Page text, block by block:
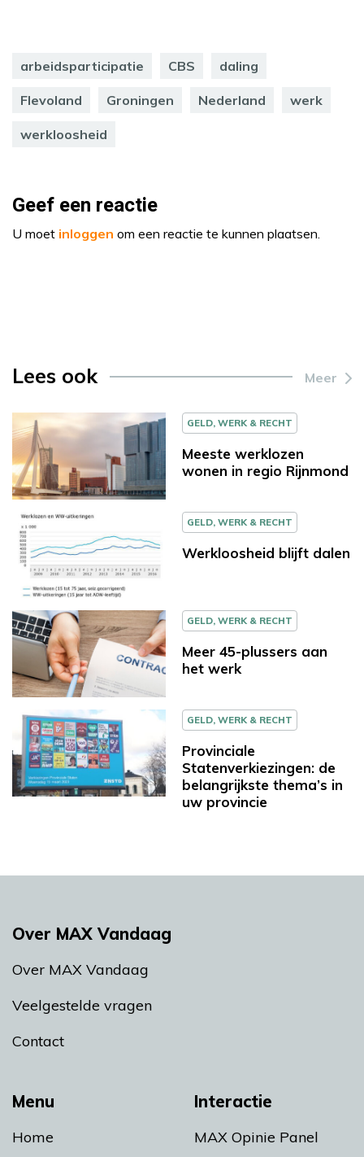
arbeidsparticipatie CBS daling
Flevoland Groningen Nederland werk
werkloosheid
Geef een reactie
U moet inloggen om een reactie te kunnen plaatsen.
Lees ook Meer
GELD, WERK & RECHT
Meeste werklozen
wonen in regio Rijnmond
GELD, WERK & RECHT
Werkloosheid blijft dalen
GELD, WERK & RECHT
Meer 45-plussers aan
het werk
GELD, WERK & RECHT
Provinciale
Statenverkiezingen: de
belangrijkste thema’s in
uw provincie
Menu
Home
Interactie
MAX Opinie Panel
Over MAX Vandaag
Over MAX Vandaag
Veelgestelde vragen
Contact